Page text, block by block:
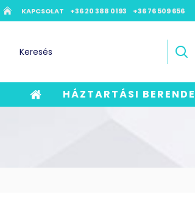
KAPCSOLAT +36 20 388 0193 +36 76 509 656
HÁZTARTÁSI